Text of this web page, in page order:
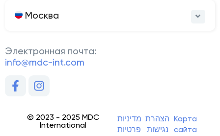
Москва
Электронная почта:
info@mdc-int.com
© 2023 - 2025 MDC
International
מדיניות
פרטיות
הצהרת
נגישות
Карта
сайта